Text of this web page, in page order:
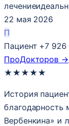
лечение
22 мая 2026
П
Пациент +7 926
ПроДокторов →
★ ★ ★ ★ ★
История
благодарность
Вербенкина» и